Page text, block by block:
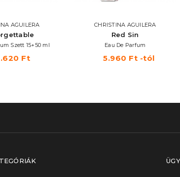
AGUILERA
Szett 15+50 ml
Ft
CHRISTINA AGUILERA
Red Sin
Eau De Parfum
5.960 Ft -tól